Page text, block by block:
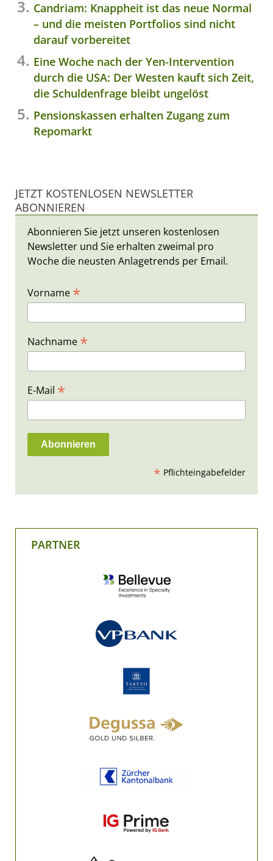
Candriam: Knappheit ist das neue Normal
– und die meisten Portfolios sind nicht
darauf vorbereitet
Eine Woche nach der Yen-Intervention
durch die USA: Der Westen kauft sich Zeit,
die Schuldenfrage bleibt ungelöst
Pensionskassen erhalten Zugang zum
Repomarkt
JETZT KOSTENLOSEN NEWSLETTER
ABONNIEREN
Abonnieren Sie jetzt unseren kostenlosen
Newsletter und Sie erhalten zweimal pro
Woche die neusten Anlagetrends per Email.
Vorname *
Nachname *
E-Mail *
* Pflichteingabefelder
PARTNER